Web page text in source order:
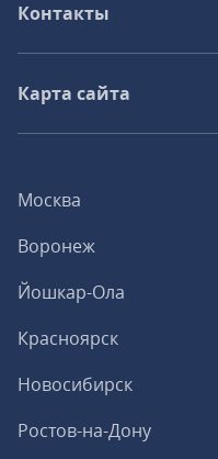
Москва
Воронеж
Йошкар-Ола
Красноярск
Новосибирск
Ростов-на-Дону
Контакты
Карта сайта